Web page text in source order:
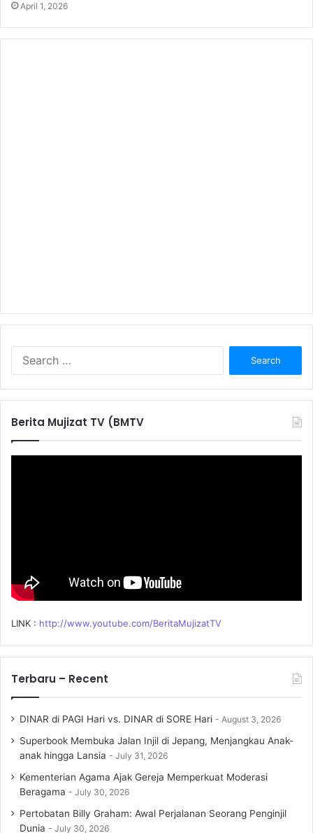
April 1, 2026
r
f
o
Berita Mujizat TV (BMTV
LINK : http://www.youtube.com/BeritaMujizatTV
Terbaru – Recent
DINAR di PAGI Hari vs. DINAR di SORE Hari August 3, 2026
Superbook Membuka Jalan Injil di Jepang, Menjangkau Anak-
anak hingga Lansia
July 31, 2026
Kementerian Agama Ajak Gereja Memperkuat Moderasi
Beragama
July 30, 2026
Pertobatan Billy Graham: Awal Perjalanan Seorang Penginjil
Dunia
July 30, 2026